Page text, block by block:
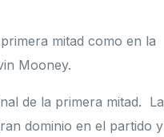
mitad como en la
Mooney.
de la primera mitad. La
dominio en el partido y